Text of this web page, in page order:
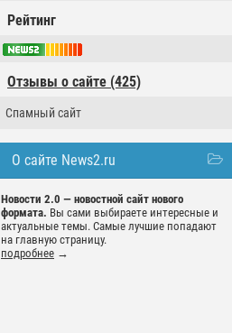
Рейтинг
Отзывы о сайте (425)
Спамный сайт
О сайте News2.ru
Новости 2.0 — новостной сайт нового
формата. Вы сами выбираете интересные и
актуальные темы. Самые лучшие попадают
на главную страницу.
подробнее →